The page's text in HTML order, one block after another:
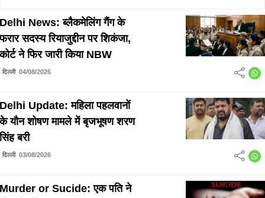
Delhi News: ब्लैकमेलिंग गैंग के
फरार सदस्य रियाजुद्दीन पर शिकंजा,
कोर्ट ने फिर जारी किया NBW
दिल्ली 04/08/2026
Delhi Update: महिला पहलवानों
के यौन शोषण मामले में बृजभूषण शरण
सिंह बरी
दिल्ली 03/08/2026
Murder or Sucide: एक पति ने